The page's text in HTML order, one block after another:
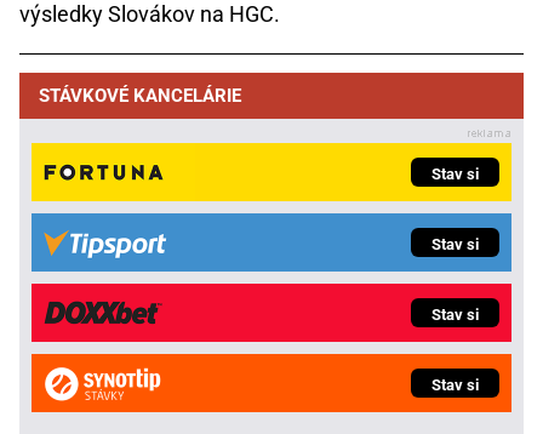
výsledky Slovákov na HGC.
STÁVKOVÉ KANCELÁRIE
Stav si
Stav si
Stav si
Stav si